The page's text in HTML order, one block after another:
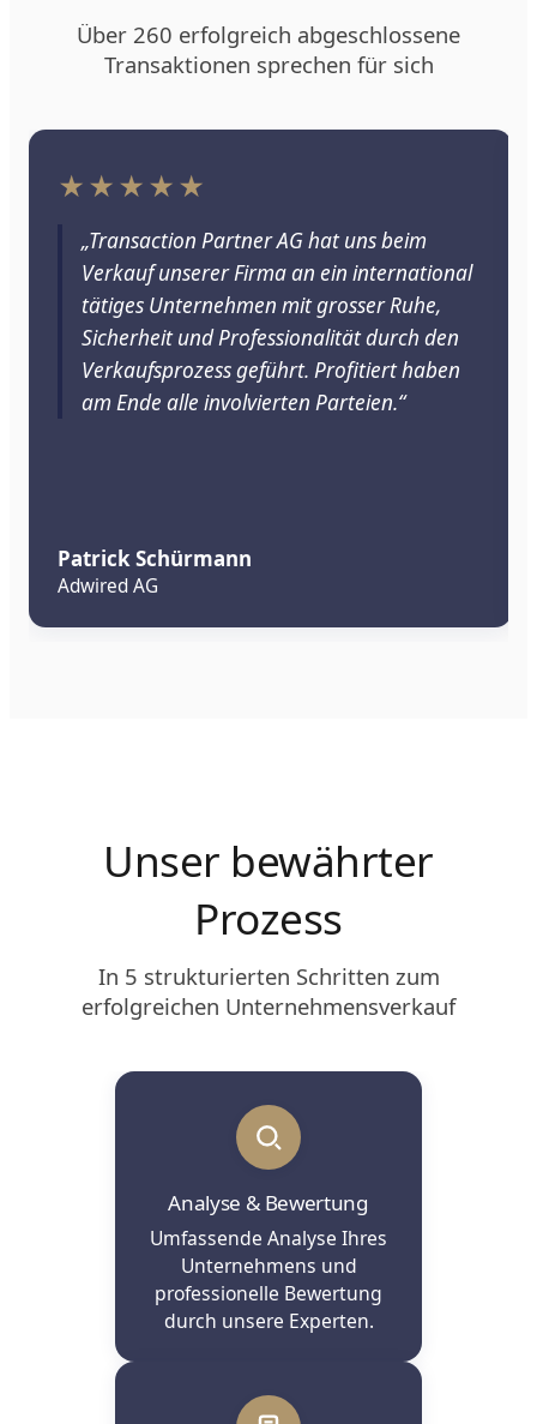
Über 260 erfolgreich abgeschlossene
Transaktionen sprechen für sich
★★★★★
„Transaction Partner AG hat uns beim
Verkauf unserer Firma an ein international
tätiges Unternehmen mit grosser Ruhe,
Sicherheit und Professionalität durch den
Verkaufsprozess geführt. Profitiert haben
am Ende alle involvierten Parteien.“
Patrick Schürmann
Adwired AG
Unser bewährter
Prozess
In 5 strukturierten Schritten zum
erfolgreichen Unternehmensverkauf
Analyse & Bewertung
Umfassende Analyse Ihres
Unternehmens und
professionelle Bewertung
durch unsere Experten.